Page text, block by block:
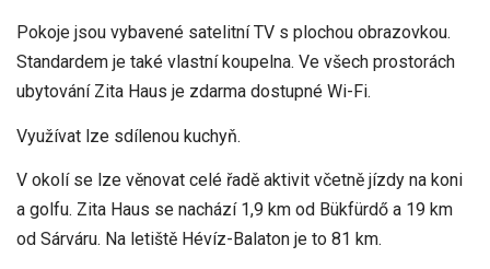
Pokoje jsou vybavené satelitní TV s plochou obrazovkou.
Standardem je také vlastní koupelna. Ve všech prostorách
ubytování Zita Haus je zdarma dostupné Wi-Fi.
Využívat lze sdílenou kuchyň.
V okolí se lze věnovat celé řadě aktivit včetně jízdy na koni
a golfu. Zita Haus se nachází 1,9 km od Bükfürdő a 19 km
od Sárváru. Na letiště Hévíz-Balaton je to 81 km.